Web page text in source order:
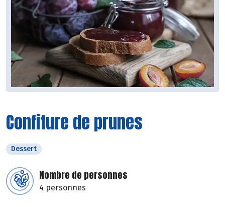
Confiture de prunes
Dessert
Nombre de personnes
4 personnes